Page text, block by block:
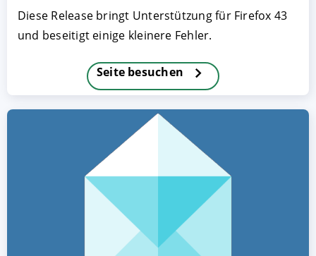
Diese Release bringt Unterstützung für Firefox 43
und beseitigt einige kleinere Fehler.
Seite besuchen